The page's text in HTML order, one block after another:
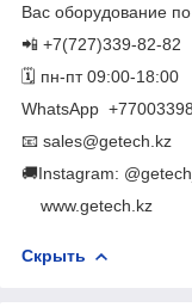
Вас оборудование
📲 +7(727)339-82-82
🗓 пн-пт 09:00-18:00
WhatsApp
📧 sales@getech.kz
🚚Instagram:
​ ​ ​ ​ www.getech.kz
Скрыть